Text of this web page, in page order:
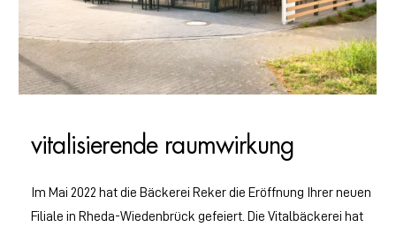
vitalisierende raumwirkung
Im Mai 2022 hat die Bäckerei Reker die Eröffnung Ihrer neuen
Filiale in Rheda-Wiedenbrück gefeiert. Die Vitalbäckerei hat